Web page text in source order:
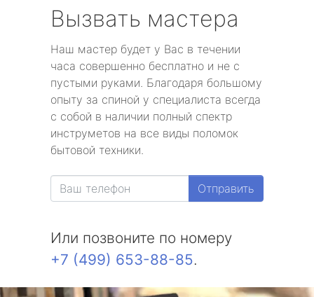
Вызвать мастера
Наш мастер будет у Вас в течении
часа совершенно бесплатно и не с
пустыми руками. Благодаря большому
опыту за спиной у специалиста всегда
с собой в наличии полный спектр
инструметов на все виды поломок
бытовой техники.
Отправить
Или позвоните по номеру
+7 (499) 653-88-85.